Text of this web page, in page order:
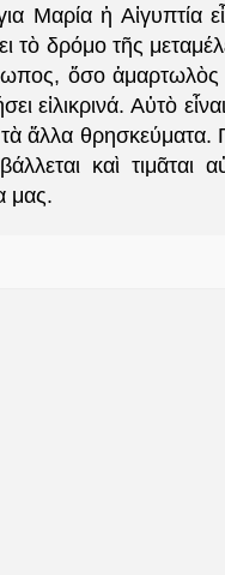
Μαρία ἡ Αἰγυπτία
τὸ δρόμο τῆς
ὅσο ἁμαρτωλὸς
εἰλικρινά. Αὐτὸ
ἄλλα θρησκεύματα.
καὶ τιμᾶται
μας.